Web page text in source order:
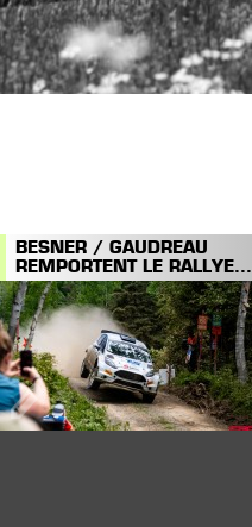
BESNER / GAUDREAU
REMPORTENT LE RALLYE...